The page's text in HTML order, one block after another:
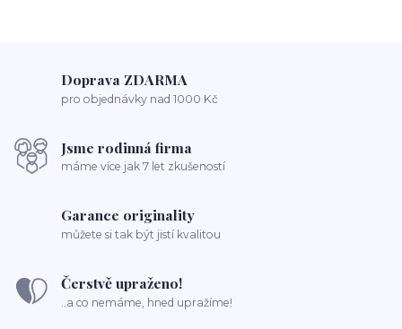
Doprava ZDARMA
pro objednávky nad 1000 Kč
Jsme rodinná firma
máme více jak 7 let zkušeností
Garance originality
můžete si tak být jistí kvalitou
Čerstvě upraženo!
..a co nemáme, hned upražíme!